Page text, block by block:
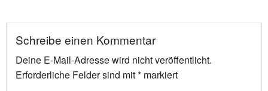
Schreibe einen Kommentar
Deine E-Mail-Adresse wird nicht veröffentlicht.
Erforderliche Felder sind mit* markiert